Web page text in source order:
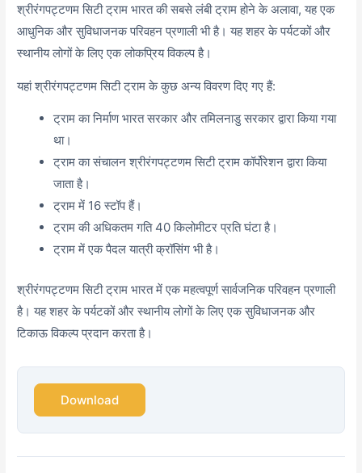
श्रीरंगपट्टणम सिटी ट्राम भारत की सबसे लंबी ट्राम होने के अलावा, यह एक
आधुनिक और सुविधाजनक परिवहन प्रणाली भी है। यह शहर के पर्यटकों और
स्थानीय लोगों के लिए एक लोकप्रिय विकल्प है।
यहां श्रीरंगपट्टणम सिटी ट्राम के कुछ अन्य विवरण दिए गए हैं:
ट्राम का निर्माण भारत सरकार और तमिलनाडु सरकार द्वारा किया गया
था।
ट्राम का संचालन श्रीरंगपट्टणम सिटी ट्राम कॉर्पोरेशन द्वारा किया
जाता है।
ट्राम में 16 स्टॉप हैं।
ट्राम की अधिकतम गति 40 किलोमीटर प्रति घंटा है।
ट्राम में एक पैदल यात्री क्रॉसिंग भी है।
श्रीरंगपट्टणम सिटी ट्राम भारत में एक महत्वपूर्ण सार्वजनिक परिवहन प्रणाली
है। यह शहर के पर्यटकों और स्थानीय लोगों के लिए एक सुविधाजनक और
टिकाऊ विकल्प प्रदान करता है।
Download